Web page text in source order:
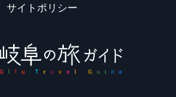
サイトポリシー